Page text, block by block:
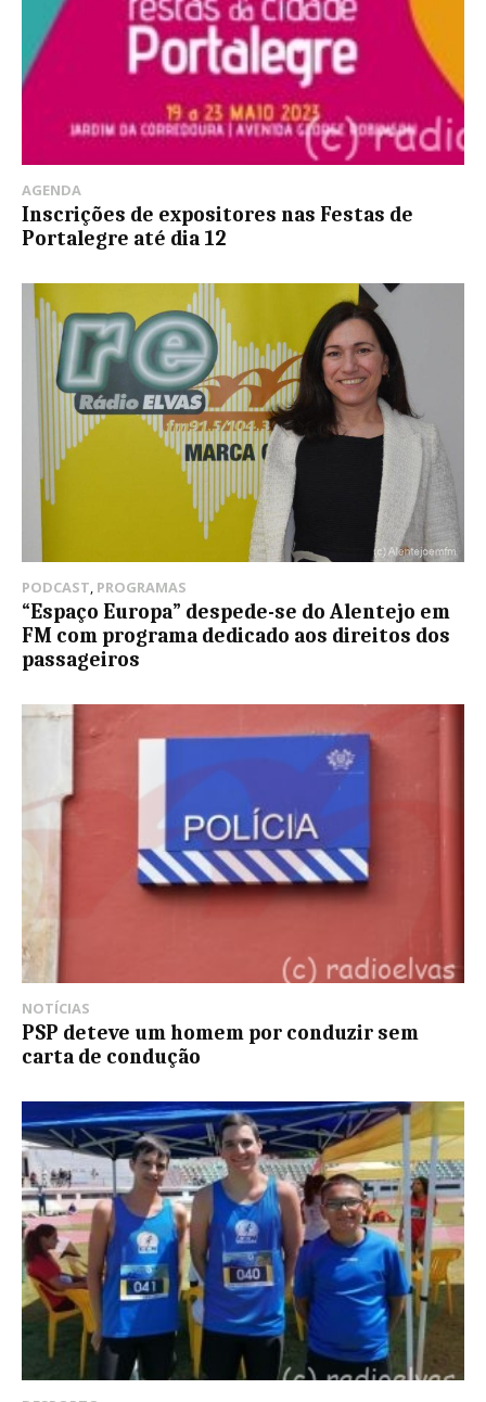
AGENDA
Inscrições de expositores nas Festas de
Portalegre até dia 12
PODCAST PROGRAMAS
“Espaço Europa” despede-se do Alentejo em
FM com programa dedicado aos direitos dos
passageiros
NOTÍCIAS
PSP deteve um homem por conduzir sem
carta de condução